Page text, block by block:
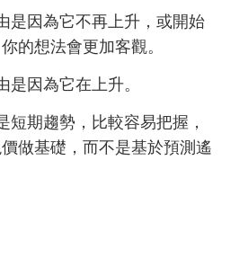
是因為它不再上升，或開始
的想法會更加客觀。
因為它在上升。
短期趨勢，比較容易把握，
做基礎，而不是基於預測遙